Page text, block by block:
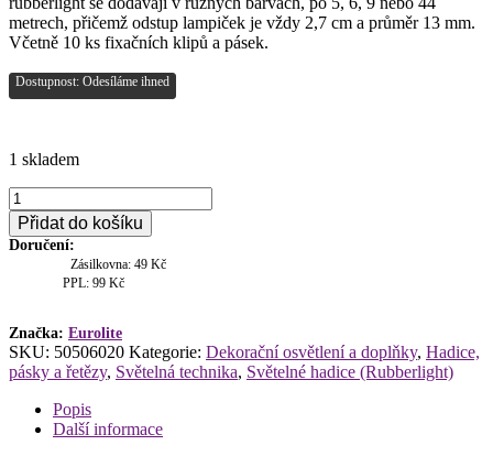
metrech, přičemž odstup lampiček je vždy 2,7 cm a průměr 13 mm.
Včetně 10 ks fixačních klipů a pásek.
Dostupnost: Odesíláme ihned
1 skladem
Eurolite
rubberlight
RL1-
230V,
Přidat do košíku
Doručení:
Zásilkovna: 49 Kč
PPL: 99 Kč
Značka: Eurolite
SKU: 50506020 Kategorie: Dekorační osvětlení a doplňky, Hadice,
pásky a řetězy, Světelná technika, Světelné hadice (Rubberlight)
Popis
Další informace